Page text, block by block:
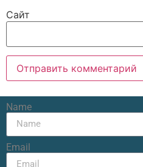
Сайт
Name
Email